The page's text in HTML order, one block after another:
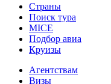
Страны
Поиск тура
MICE
Подбор авиа
Круизы
Агентствам
Визы